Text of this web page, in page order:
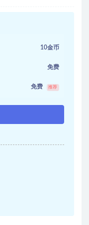
10金币
免费
免费 推荐